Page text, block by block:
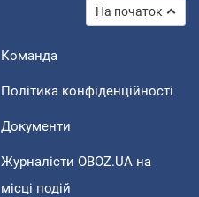
На початок
Команда
Політика конфіденційності
Документи
Журналісти OBOZ.UA на
місці подій